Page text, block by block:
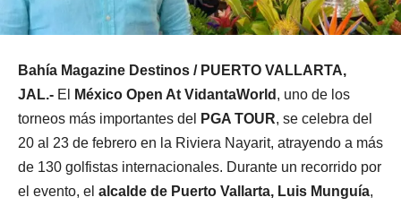
Bahía Magazine Destinos / PUERTO VALLARTA,
JAL.- El México Open At VidantaWorld , uno de los
torneos más importantes del
PGA TOUR, se celebra del
20 al 23 de febrero en la Riviera Nayarit, atrayendo a más
de 130 golfistas internacionales. Durante un recorrido por
el evento, el alcalde de Puerto Vallarta, Luis Munguía,